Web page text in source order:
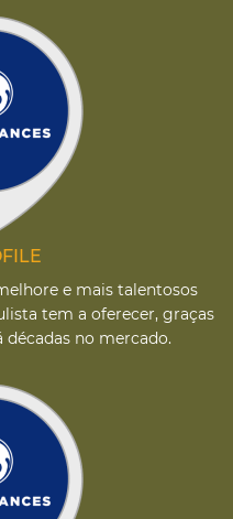
e mais talentosos
tem a oferecer, graças
décadas no mercado.